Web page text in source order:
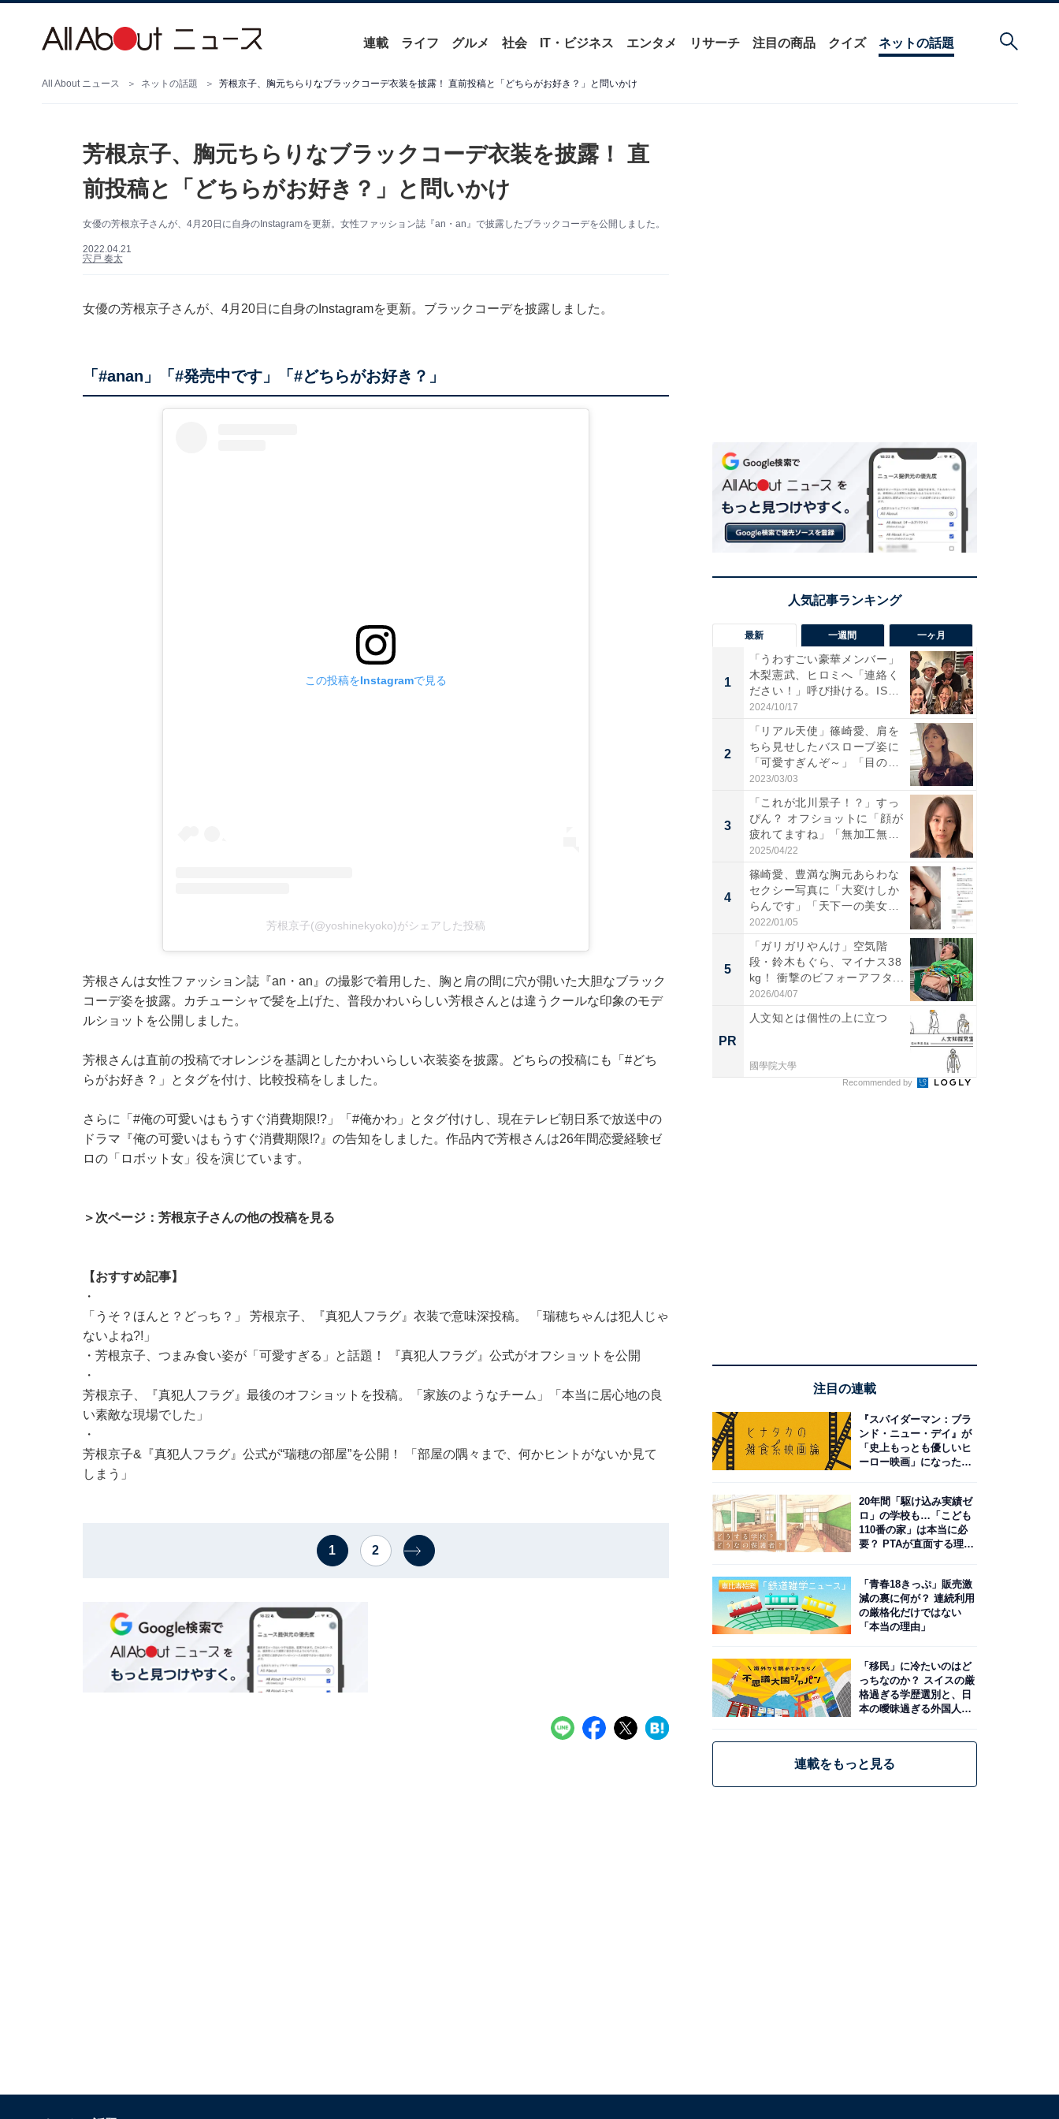
連載 ライフ グルメ 社会 IT・ビジネス エンタメ リサーチ 注目の商品 クイズ ネットの話題
All About ニュース ネットの話題 芳根京子、胸元ちらりなブラックコーデ衣装を披露！ 直前投稿と「どちらがお好き？」と問いかけ
芳根京子、胸元ちらりなブラックコーデ衣装を披露！ 直
前投稿と「どちらがお好き？」と問いかけ
女優の芳根京子さんが、4月20日に自身のInstagramを更新。女性ファッション誌『an・an』で披露したブラックコーデを公開しました。
2022.04.21
宍戸 奏太
女優の芳根京子さんが、4月20日に自身のInstagramを更新。ブラックコーデを披露しました。
「#anan」「#発売中です」「#どちらがお好き？」
この投稿をInstagramで見る
芳根京子(@yoshinekyoko)がシェアした投稿
芳根さんは女性ファッション誌『an・an』の撮影で着用した、胸と肩の間に穴が開いた大胆なブラック
コーデ姿を披露。カチューシャで髪を上げた、普段かわいらしい芳根さんとは違うクールな印象のモデ
ルショットを公開しました。
芳根さんは直前の投稿でオレンジを基調としたかわいらしい衣装姿を披露。どちらの投稿にも「#どち
らがお好き？」とタグを付け、比較投稿をしました。
さらに「#俺の可愛いはもうすぐ消費期限!?」「#俺かわ」とタグ付けし、現在テレビ朝日系で放送中の
ドラマ『俺の可愛いはもうすぐ消費期限!?』の告知をしました。作品内で芳根さんは26年間恋愛経験ゼ
ロの「ロボット女」役を演じています。
＞次ページ：芳根京子さんの他の投稿を見る
【おすすめ記事】
・
「うそ？ほんと？どっち？」 芳根京子、『真犯人フラグ』衣装で意味深投稿。 「瑞穂ちゃんは犯人じゃ
ないよね?!」
・ 芳根京子、つまみ食い姿が「可愛すぎる」と話題！ 『真犯人フラグ』公式がオフショットを公開
・
芳根京子、『真犯人フラグ』最後のオフショットを投稿。「家族のようなチーム」「本当に居心地の良
い素敵な現場でした」
・
芳根京子&『真犯人フラグ』公式が“瑞穂の部屋”を公開！ 「部屋の隅々まで、何かヒントがないか見て
しまう」
1 2
最新 一週間 一ヶ月
1
「うわすごい豪華メンバー」
木梨憲武、ヒロミへ「連絡く
ださい！」呼び掛ける。IS
S...
2024/10/17
2
「リアル天使」篠崎愛、肩を
ちら見せしたバスローブ姿に
「可愛すぎんぞ～」「目の表
情...
2023/03/03
3
「これが北川景子！？」すっ
ぴん？ オフショットに「顔が
疲れてますね」「無加工無
表...
2025/04/22
4
篠崎愛、豊満な胸元あらわな
セクシー写真に「大変けしか
らんです」「天下一の美女で
す...
2022/01/05
5
「ガリガリやんけ」空気階
段・鈴木もぐら、マイナス38
kg！ 衝撃のビフォーアフタ...
2026/04/07
PR
人文知とは個性の上に立つ
國學院大學
Recommended by
注目の連載
『スパイダーマン：ブラ
ンド・ニュー・デイ』が
「史上もっとも優しいヒ
ーロー映画」になった理
20年間「駆け込み実績ゼ
ロ」の学校も…「こども
110番の家」は本当に必
要？ PTAが直面する理想
「青春18きっぷ」販売激
減の裏に何が？ 連続利用
の厳格化だけではない
「本当の理由」
「移民」に冷たいのはど
っちなのか？ スイスの厳
格過ぎる学歴選別と、日
本の曖昧過ぎる外国人政
連載をもっと見る